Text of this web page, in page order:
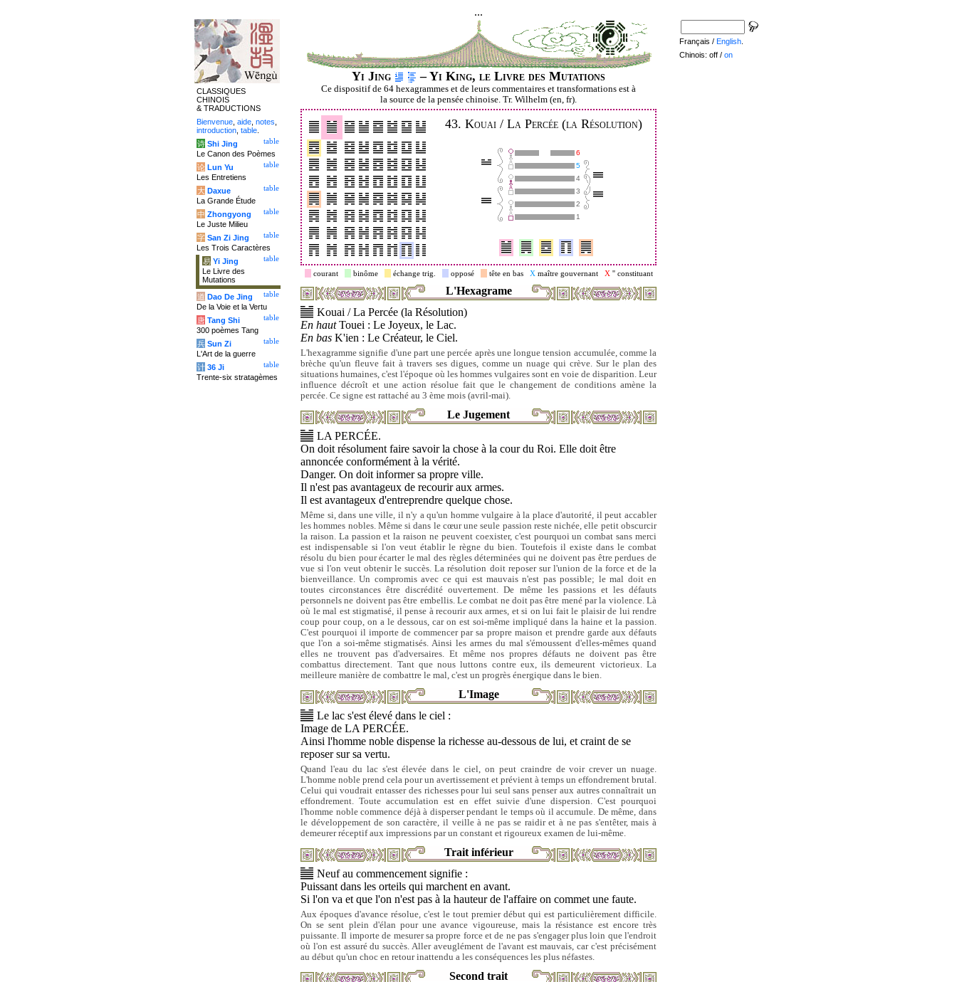
...
Yi Jing – Yi King, le Livre des Mutations
Ce dispositif de 64 hexagrammes et de leurs commentaires et transformations est à
la source de la pensée chinoise. Tr. Wilhelm (en, fr).
43. Kouai / La Percée (la Résolution)
6
5
4
3
2
1
courant binôme échange trig. opposé tête en bas Xmaître gouvernant X'' constituant
L'Hexagrame
Kouai / La Percée (la Résolution)
En hautTouei : Le Joyeux, le Lac.
En bas K'ien : Le Créateur, le Ciel.
L'hexagramme signifie d'une part une percée après une longue tension accumulée, comme la
brèche qu'un fleuve fait à travers ses digues, comme un nuage qui crève. Sur le plan des
situations humaines, c'est l'époque où les hommes vulgaires sont en voie de disparition. Leur
influence décroît et une action résolue fait que le changement de conditions amène la
percée. Ce signe est rattaché au 3 ème mois (avril-mai).
Le Jugement
LA PERCÉE.
On doit résolument faire savoir la chose à la cour du Roi. Elle doit être
annoncée conformément à la vérité.
Danger. On doit informer sa propre ville.
Il n'est pas avantageux de recourir aux armes.
Il est avantageux d'entreprendre quelque chose.
Même si, dans une ville, il n'y a qu'un homme vulgaire à la place d'autorité, il peut accabler
les hommes nobles. Même si dans le cœur une seule passion reste nichée, elle petit obscurcir
la raison. La passion et la raison ne peuvent coexister, c'est pourquoi un combat sans merci
est indispensable si l'on veut établir le règne du bien. Toutefois il existe dans le combat
résolu du bien pour écarter le mal des règles déterminées qui ne doivent pas être perdues de
vue si l'on veut obtenir le succès. La résolution doit reposer sur l'union de la force et de la
bienveillance. Un compromis avec ce qui est mauvais n'est pas possible; le mal doit en
toutes circonstances être discrédité ouvertement. De même les passions et les défauts
personnels ne doivent pas être embellis. Le combat ne doit pas être mené par la violence. Là
où le mal est stigmatisé, il pense à recourir aux armes, et si on lui fait le plaisir de lui rendre
coup pour coup, on a le dessous, car on est soi-même impliqué dans la haine et la passion.
C'est pourquoi il importe de commencer par sa propre maison et prendre garde aux défauts
que l'on a soi-même stigmatisés. Ainsi les armes du mal s'émoussent d'elles-mêmes quand
elles ne trouvent pas d'adversaires. Et même nos propres défauts ne doivent pas être
combattus directement. Tant que nous luttons contre eux, ils demeurent victorieux. La
meilleure manière de combattre le mal, c'est un progrès énergique dans le bien.
L'Image
Le lac s'est élevé dans le ciel :
Image de LA PERCÉE.
Ainsi l'homme noble dispense la richesse au-dessous de lui, et craint de se
reposer sur sa vertu.
Quand l'eau du lac s'est élevée dans le ciel, on peut craindre de voir crever un nuage.
L'homme noble prend cela pour un avertissement et prévient à temps un effondrement brutal.
Celui qui voudrait entasser des richesses pour lui seul sans penser aux autres connaîtrait un
effondrement. Toute accumulation est en effet suivie d'une dispersion. C'est pourquoi
l'homme noble commence déjà à disperser pendant le temps où il accumule. De même, dans
le développement de son caractère, il veille à ne pas se raidir et à ne pas s'entêter, mais à
demeurer réceptif aux impressions par un constant et rigoureux examen de lui-même.
Trait inférieur
Neuf au commencement signifie :
Puissant dans les orteils qui marchent en avant.
Si l'on va et que l'on n'est pas à la hauteur de l'affaire on commet une faute.
Aux époques d'avance résolue, c'est le tout premier début qui est particulièrement difficile.
On se sent plein d'élan pour une avance vigoureuse, mais la résistance est encore très
puissante. Il importe de mesurer sa propre force et de ne pas s'engager plus loin que l'endroit
où l'on est assuré du succès. Aller aveuglément de l'avant est mauvais, car c'est précisément
au début qu'un choc en retour inattendu a les conséquences les plus néfastes.
Second trait
CLASSIQUES
CHINOIS
& TRADUCTIONS
Bienvenue aide notes
introduction table
table
诗 Shi Jing
Le Canon des Poèmes
table
论 Lun Yu
Les Entretiens
table
大 Daxue
La Grande Étude
table
中 Zhongyong
Le Juste Milieu
table
字 San Zi Jing
Les Trois Caractères
table
易 Yi Jing
Le Livre des
Mutations
table
道 Dao De Jing
De la Voie et la Vertu
table
唐 Tang Shi
300 poèmes Tang
table
兵 Sun Zi
L'Art de la guerre
table
计 36 Ji
Trente-six stratagèmes
Français / English
Chinois: off / on